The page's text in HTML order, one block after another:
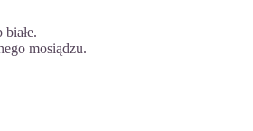
mosiądzu.